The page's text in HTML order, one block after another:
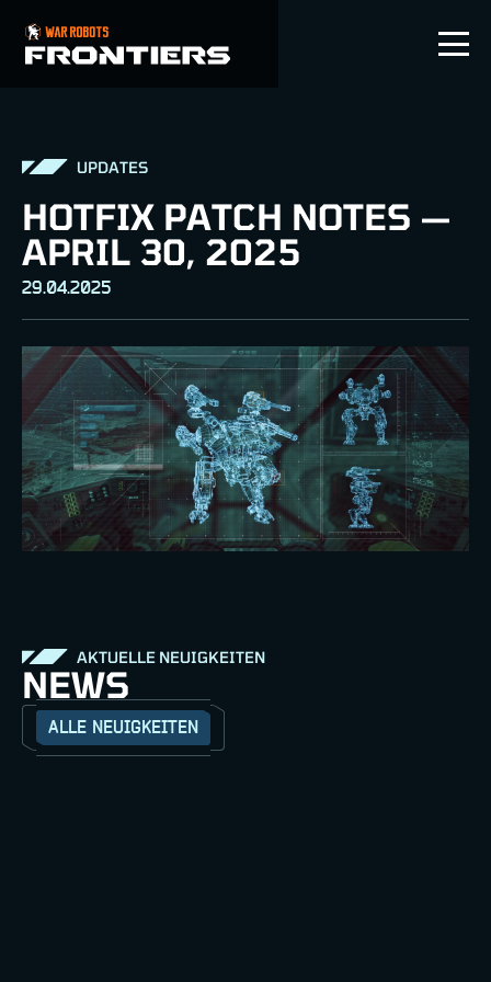
DE
UPDATES
HOTFIX PATCH NOTES —
APRIL 30, 2025
29.04.2025
AKTUELLE NEUIGKEITEN
NEWS
ALLE NEUIGKEITEN